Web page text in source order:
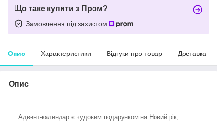
Що таке купити з Пром?
Замовлення під захистом
Опис Характеристики Відгуки про товар Доставка
Опис
Адвент-календар є чудовим подарунком на Новий рік,